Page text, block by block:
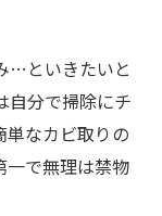
…といきたいと
自分で掃除にチ
単なカビ取りの
一で無理は禁物